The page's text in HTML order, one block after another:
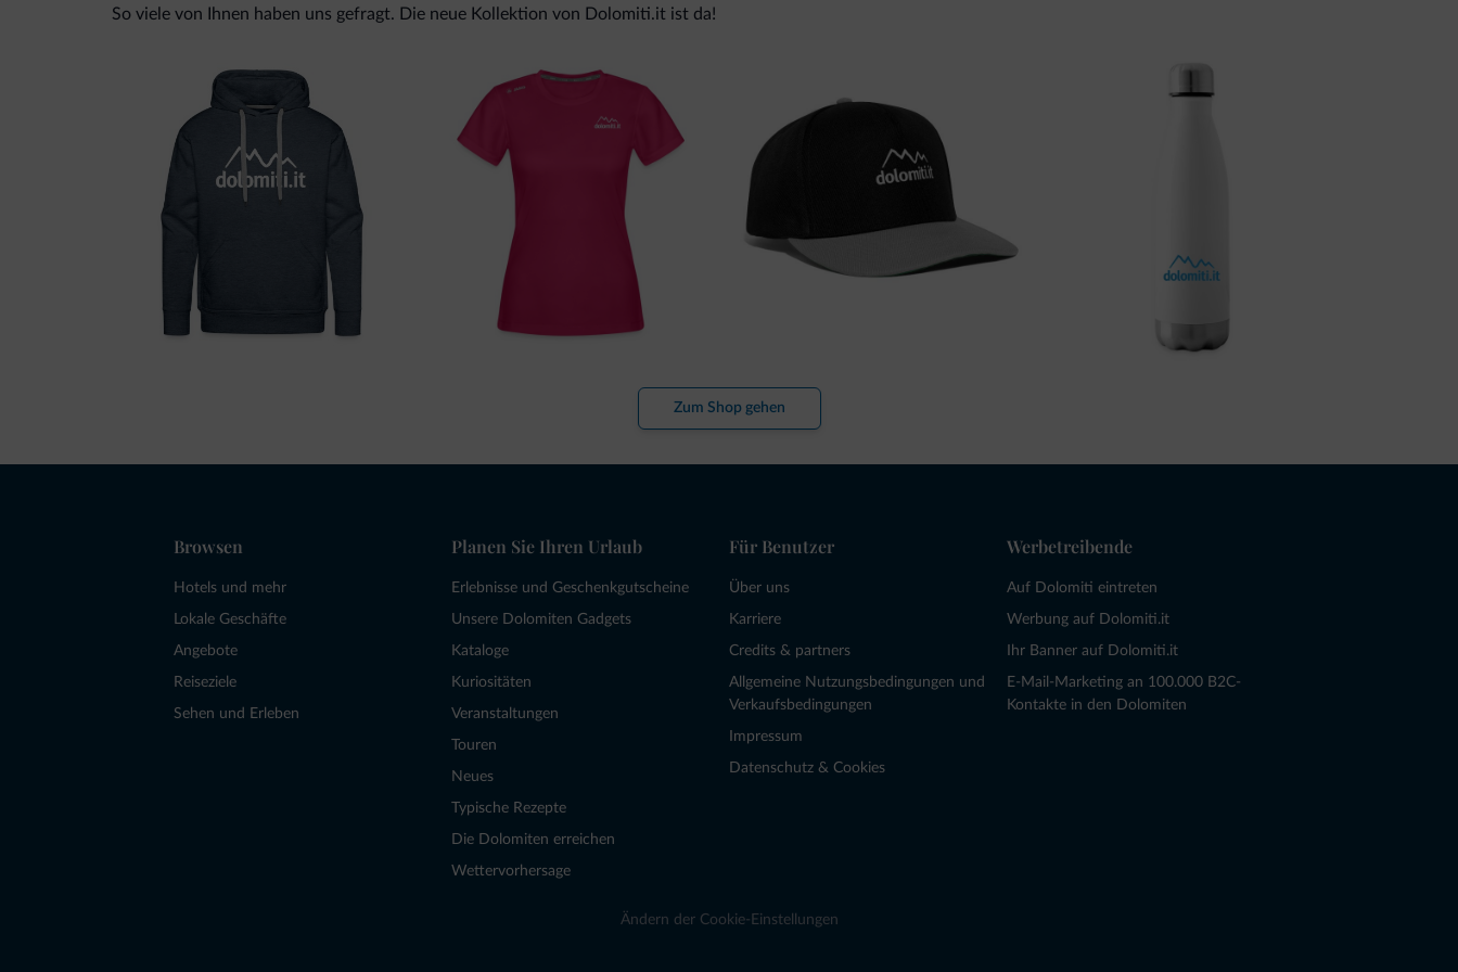
So viele von Ihnen haben uns gefragt. Die neue Kollektion von Dolomiti.it ist da!
Zum Shop gehen
Browsen
Hotels und mehr
Lokale Geschäfte
Angebote
Reiseziele
Sehen und Erleben
Planen Sie Ihren Urlaub
Erlebnisse und Geschenkgutscheine
Unsere Dolomiten Gadgets
Kataloge
Kuriositäten
Veranstaltungen
Touren
Neues
Typische Rezepte
Die Dolomiten erreichen
Wettervorhersage
Für Benutzer
Über uns
Karriere
Credits & partners
Allgemeine Nutzungsbedingungen und
Verkaufsbedingungen
Impressum
Datenschutz & Cookies
Werbetreibende
Auf Dolomiti eintreten
Werbung auf Dolomiti.it
Ihr Banner auf Dolomiti.it
E-Mail-Marketing an 100.000 B2C-
Kontakte in den Dolomiten
Ändern der Cookie-Einstellungen